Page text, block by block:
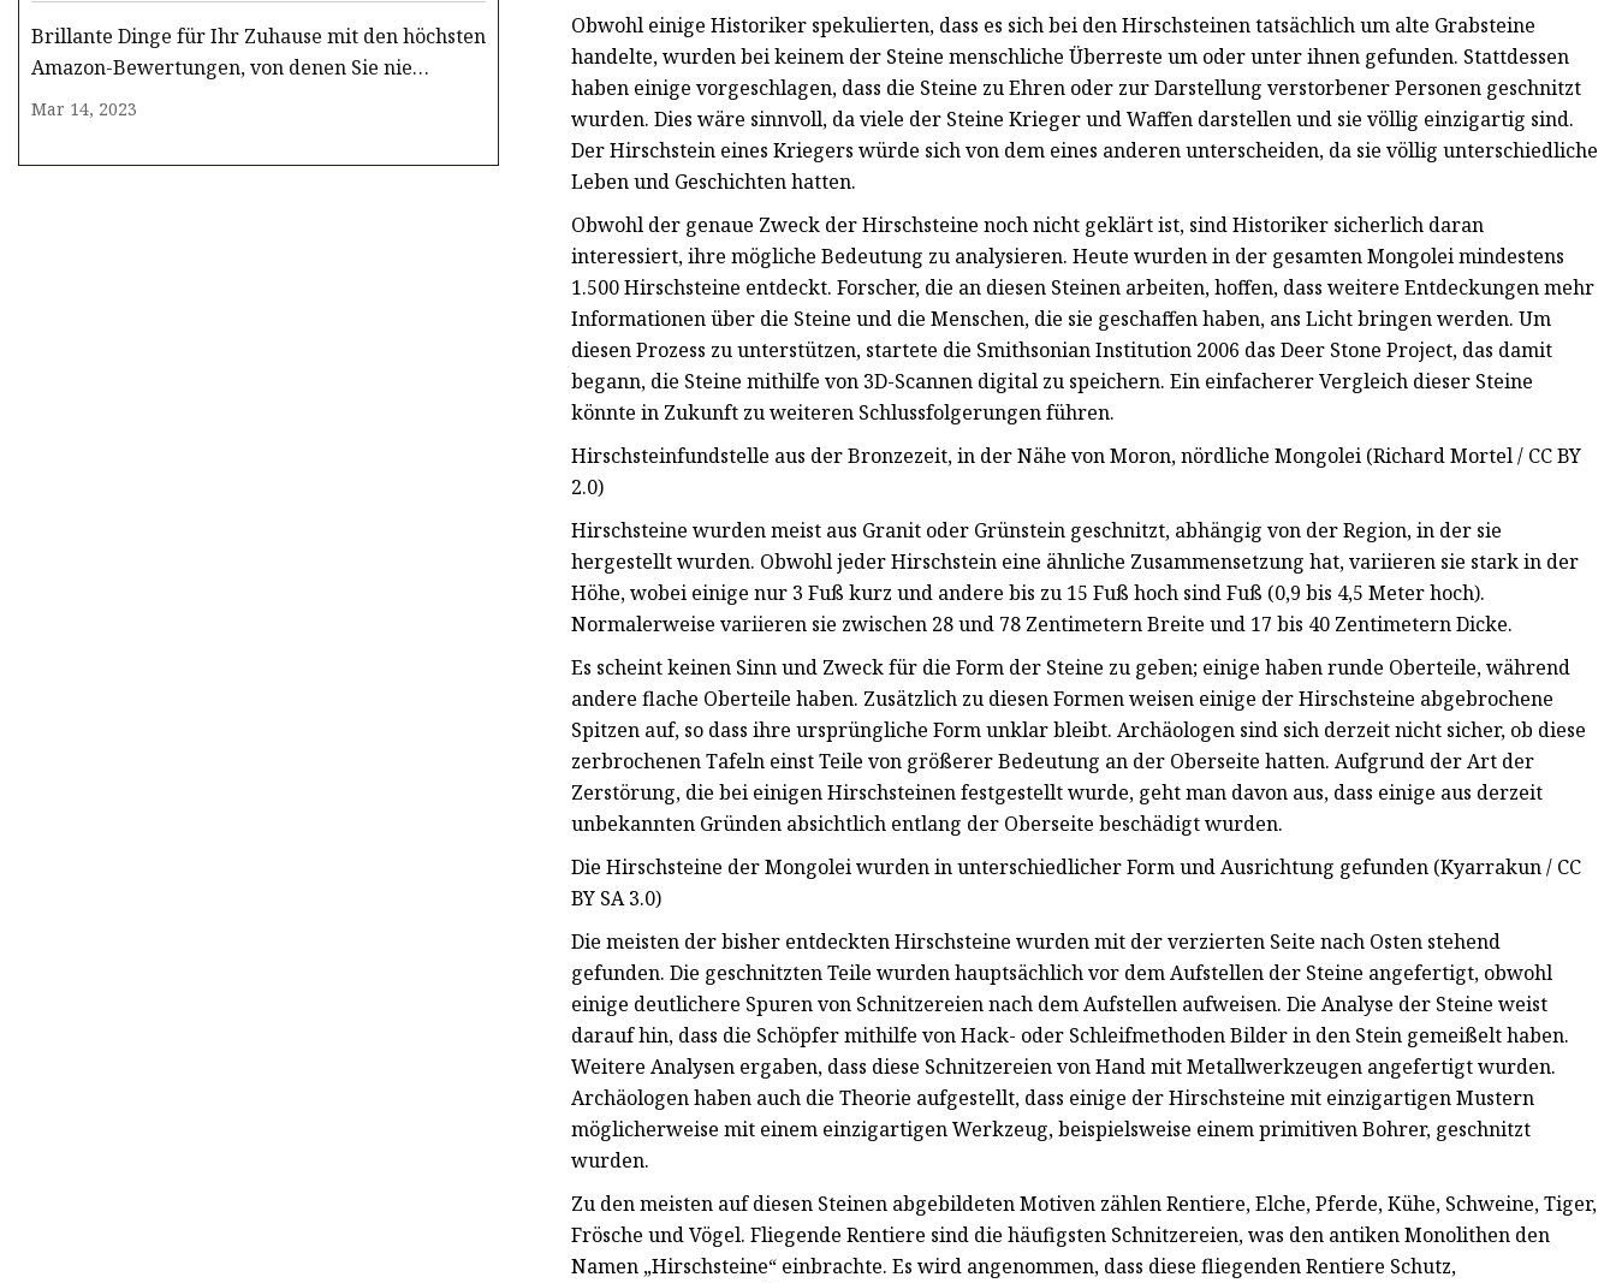
Brillante Dinge für Ihr Zuhause mit den höchsten
Amazon-Bewertungen, von denen Sie nie
wussten, dass sie existieren
Mar 14, 2023
Obwohl einige Historiker spekulierten, dass es sich bei den Hirschsteinen tatsächlich um alte Grabsteine ​​
handelte, wurden bei keinem der Steine ​​menschliche Überreste um oder unter ihnen gefunden. Stattdessen
haben einige vorgeschlagen, dass die Steine ​​zu Ehren oder zur Darstellung verstorbener Personen geschnitzt
wurden. Dies wäre sinnvoll, da viele der Steine ​​Krieger und Waffen darstellen und sie völlig einzigartig sind.
Der Hirschstein eines Kriegers würde sich von dem eines anderen unterscheiden, da sie völlig unterschiedliche
Leben und Geschichten hatten.
Obwohl der genaue Zweck der Hirschsteine ​​noch nicht geklärt ist, sind Historiker sicherlich daran
interessiert, ihre mögliche Bedeutung zu analysieren. Heute wurden in der gesamten Mongolei mindestens
1.500 Hirschsteine ​​entdeckt. Forscher, die an diesen Steinen arbeiten, hoffen, dass weitere Entdeckungen mehr
Informationen über die Steine ​​und die Menschen, die sie geschaffen haben, ans Licht bringen werden. Um
diesen Prozess zu unterstützen, startete die Smithsonian Institution 2006 das Deer Stone Project, das damit
begann, die Steine ​​mithilfe von 3D-Scannen digital zu speichern. Ein einfacherer Vergleich dieser Steine ​​
könnte in Zukunft zu weiteren Schlussfolgerungen führen.
Hirschsteinfundstelle aus der Bronzezeit, in der Nähe von Moron, nördliche Mongolei (Richard Mortel / CC BY
2.0)
Hirschsteine ​​wurden meist aus Granit oder Grünstein geschnitzt, abhängig von der Region, in der sie
hergestellt wurden. Obwohl jeder Hirschstein eine ähnliche Zusammensetzung hat, variieren sie stark in der
Höhe, wobei einige nur 3 Fuß kurz und andere bis zu 15 Fuß hoch sind Fuß (0,9 bis 4,5 Meter hoch).
Normalerweise variieren sie zwischen 28 und 78 Zentimetern Breite und 17 bis 40 Zentimetern Dicke.
Es scheint keinen Sinn und Zweck für die Form der Steine ​​zu geben; einige haben runde Oberteile, während
andere flache Oberteile haben. Zusätzlich zu diesen Formen weisen einige der Hirschsteine ​​abgebrochene
Spitzen auf, so dass ihre ursprüngliche Form unklar bleibt. Archäologen sind sich derzeit nicht sicher, ob diese
zerbrochenen Tafeln einst Teile von größerer Bedeutung an der Oberseite hatten. Aufgrund der Art der
Zerstörung, die bei einigen Hirschsteinen festgestellt wurde, geht man davon aus, dass einige aus derzeit
unbekannten Gründen absichtlich entlang der Oberseite beschädigt wurden.
Die Hirschsteine ​​der Mongolei wurden in unterschiedlicher Form und Ausrichtung gefunden (Kyarrakun / CC
BY SA 3.0)
Die meisten der bisher entdeckten Hirschsteine ​​wurden mit der verzierten Seite nach Osten stehend
gefunden. Die geschnitzten Teile wurden hauptsächlich vor dem Aufstellen der Steine ​​angefertigt, obwohl
einige deutlichere Spuren von Schnitzereien nach dem Aufstellen aufweisen. Die Analyse der Steine ​​weist
darauf hin, dass die Schöpfer mithilfe von Hack- oder Schleifmethoden Bilder in den Stein gemeißelt haben.
Weitere Analysen ergaben, dass diese Schnitzereien von Hand mit Metallwerkzeugen angefertigt wurden.
Archäologen haben auch die Theorie aufgestellt, dass einige der Hirschsteine ​​mit einzigartigen Mustern
möglicherweise mit einem einzigartigen Werkzeug, beispielsweise einem primitiven Bohrer, geschnitzt
wurden.
Zu den meisten auf diesen Steinen abgebildeten Motiven zählen Rentiere, Elche, Pferde, Kühe, Schweine, Tiger,
Frösche und Vögel. Fliegende Rentiere sind die häufigsten Schnitzereien, was den antiken Monolithen den
Namen „Hirschsteine“ einbrachte. Es wird angenommen, dass diese fliegenden Rentiere Schutz,